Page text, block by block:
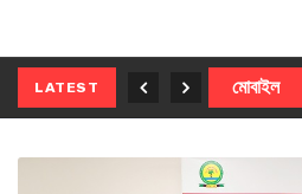
LATEST মোবাইল